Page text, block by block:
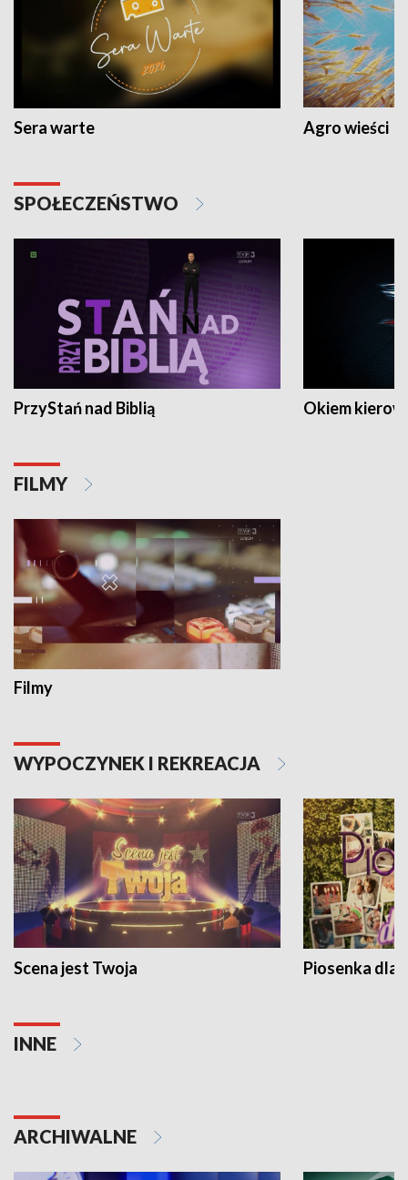
Sera warte Agro wieści
SPOŁECZEŃSTWO
PrzyStań nad Biblią Okiem
FILMY
Filmy
WYPOCZYNEK I REKREACJA
Scena jest Twoja Piosenka dla
INNE
ARCHIWALNE